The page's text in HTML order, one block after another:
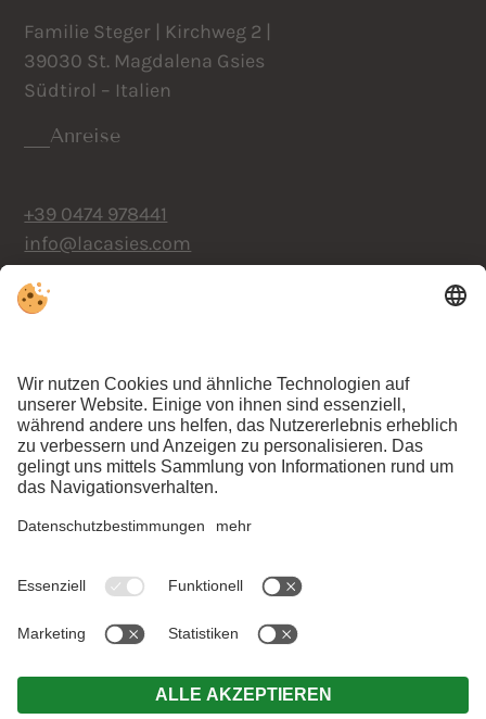
ANFRAGEN BUCHEN
Familie Steger | Kirchweg 2 |
39030 St. Magdalena Gsies
Südtirol – Italien
Anreise
+39 0474 978441
info@lacasies.com
Impressum.Datenschutz.Individuelle Cookie-Einstellungen.
© Webdesign by